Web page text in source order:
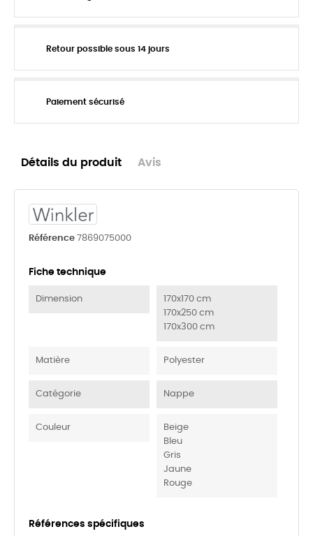
Retour possible sous 14 jours
Paiement sécurisé
Détails du produit Avis
Référence 7869075000
Fiche technique
Dimension
170x170 cm
170x250 cm
170x300 cm
Matière Polyester
Catégorie Nappe
Couleur
Beige
Bleu
Gris
Jaune
Rouge
Références spécifiques